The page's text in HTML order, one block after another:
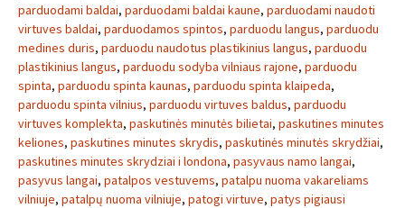
parduodami baldai, parduodami baldai kaune, parduodami naudoti
virtuves baldai, parduodamos spintos, parduodu langus, parduodu
medines duris, parduodu naudotus plastikinius langus, parduodu
plastikinius langus, parduodu sodyba vilniaus rajone, parduodu
spinta, parduodu spinta kaunas, parduodu spinta klaipeda,
parduodu spinta vilnius, parduodu virtuves baldus, parduodu
virtuves komplekta, paskutinės minutės bilietai, paskutines minutes
keliones, paskutines minutes skrydis, paskutinės minutės skrydžiai,
paskutines minutes skrydziai i londona, pasyvaus namo langai,
pasyvus langai, patalpos vestuvems, patalpu nuoma vakareliams
vilniuje, patalpų nuoma vilniuje, patogi virtuve, patys pigiausi